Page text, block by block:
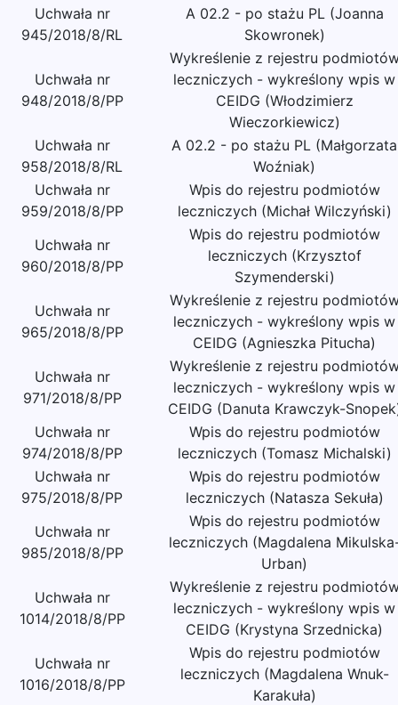
Uchwała nr
945/2018/8/RL
A 02.2 - po stażu PL (Joanna
Skowronek)
Uchwała nr
948/2018/8/PP
Wykreślenie z rejestru
leczniczych - wykreślony wpis w
CEIDG (Włodzimierz
Wieczorkiewicz)
Uchwała nr
958/2018/8/RL
A 02.2 - po stażu PL (Małgorzata
Woźniak)
Uchwała nr
959/2018/8/PP
Wpis do rejestru podmiotów
leczniczych (Michał Wilczyński)
Uchwała nr
960/2018/8/PP
Wpis do rejestru podmiotów
leczniczych (Krzysztof
Szymenderski)
Uchwała nr
965/2018/8/PP
Wykreślenie z rejestru
leczniczych - wykreślony wpis w
CEIDG (Agnieszka Pitucha)
Uchwała nr
971/2018/8/PP
Wykreślenie z rejestru
leczniczych - wykreślony wpis w
CEIDG (Danuta Krawczyk-
Uchwała nr
974/2018/8/PP
Wpis do rejestru podmiotów
leczniczych (Tomasz Michalski)
Uchwała nr
975/2018/8/PP
Wpis do rejestru podmiotów
leczniczych (Natasza Sekuła)
Uchwała nr
985/2018/8/PP
Wpis do rejestru podmiotów
leczniczych (Magdalena
Urban)
Uchwała nr
1014/2018/8/PP
Wykreślenie z rejestru
leczniczych - wykreślony wpis w
CEIDG (Krystyna Srzednicka)
Uchwała nr
1016/2018/8/PP
Wpis do rejestru podmiotów
leczniczych (Magdalena Wnuk-
Karakuła)